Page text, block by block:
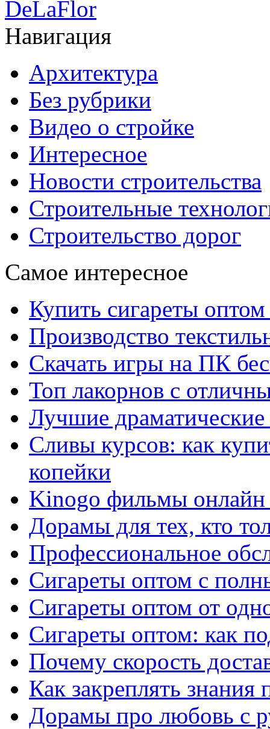
DeLaFlor
Навигация
Архитектура
Без рубрики
Видео о стройке
Интересное
Новости строительства
Строительные
Строительство дорог
Самое интересное
Купить сигареты
Производство
Скачать игры на ПК
Топ лакорнов с
Лучшие
Сливы курсов: как
копейки
Kinogo фильмы онлайн
Дорамы для тех, кто
Профессиональное
Сигареты оптом с
Сигареты оптом от
Сигареты оптом: как
Почему скорость
Как закреплять знания
Дорамы про любовь с